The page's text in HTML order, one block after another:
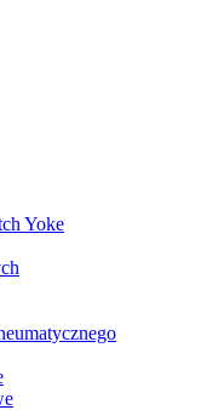
Yoke